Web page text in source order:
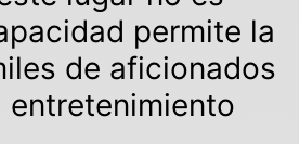
permite la
de aficionados
entretenimiento